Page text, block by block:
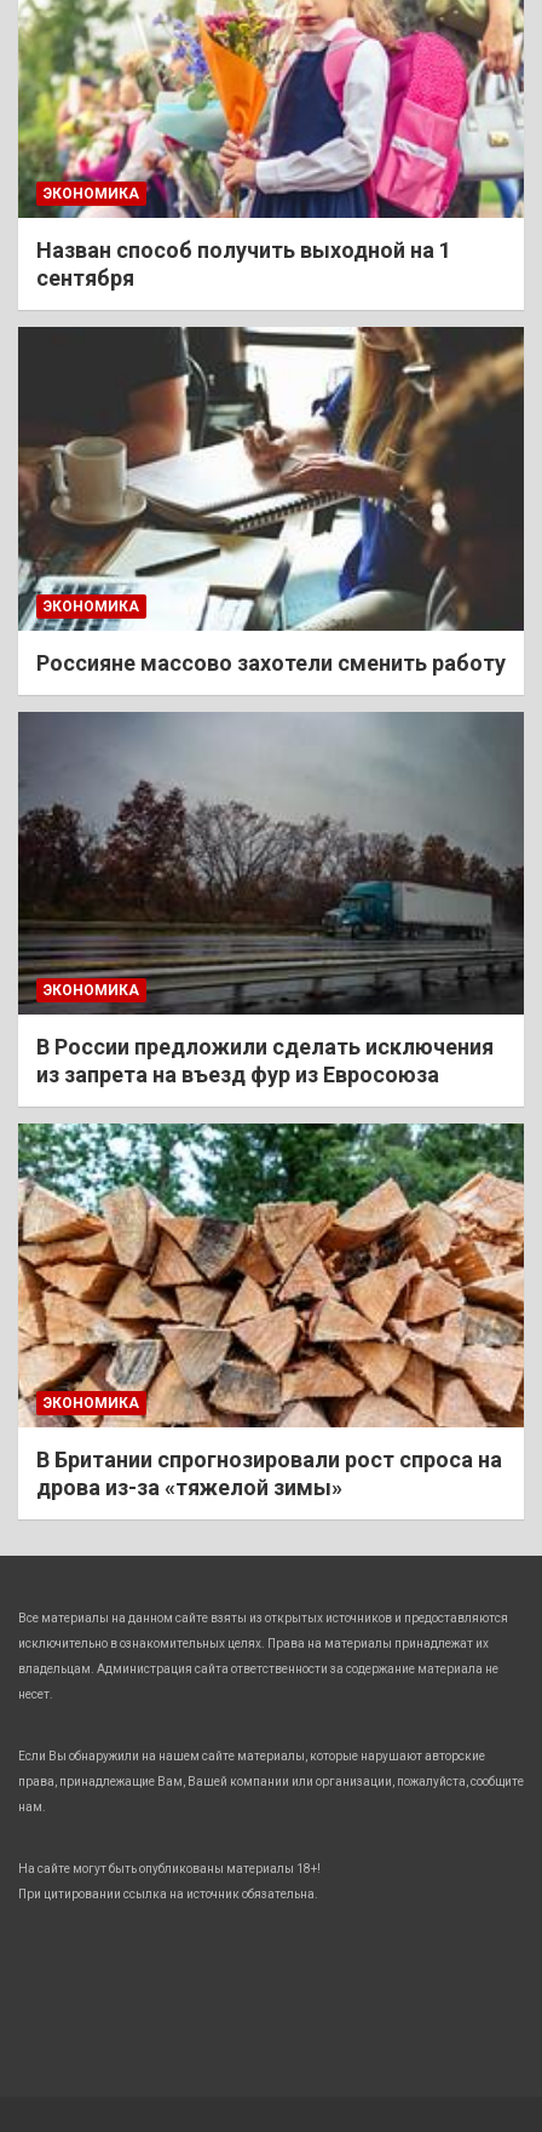
ЭКОНОМИКА
Назван способ получить выходной на 1
сентября
ЭКОНОМИКА
Россияне массово захотели сменить работу
ЭКОНОМИКА
В России предложили сделать исключения
из запрета на въезд фур из Евросоюза
ЭКОНОМИКА
В Британии спрогнозировали рост спроса на
дрова из-за «тяжелой зимы»
Все материалы на данном сайте взяты из открытых источников и предоставляются
исключительно в ознакомительных целях. Права на материалы принадлежат их
владельцам. Администрация сайта ответственности за содержание материала не
несет.
Если Вы обнаружили на нашем сайте материалы, которые нарушают авторские
права, принадлежащие Вам, Вашей компании или организации, пожалуйста, сообщите
нам.
На сайте могут быть опубликованы материалы 18+!
При цитировании ссылка на источник обязательна.